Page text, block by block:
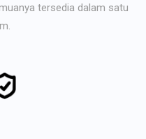
tersedia dalam satu